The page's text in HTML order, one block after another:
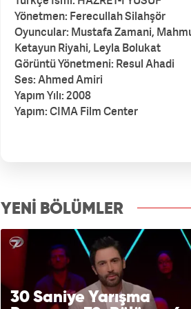
Yönetmen: Ferecullah Silahşör
Oyuncular: Mustafa Zamani,
Ketayun Riyahi, Leyla Bolukat
Görüntü Yönetmeni: Resul Ahadi
Ses: Ahmed Amiri
Yapım Yılı: 2008
Yapım: CIMA Film Center
YENİ BÖLÜMLER
30 Saniye Yarışma